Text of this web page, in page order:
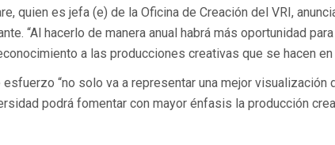
quien es jefa (e) de la Oficina de Creación del VRI,
“Al hacerlo de manera anual habrá más oportunidad
a las producciones creativas que se hacen en
esfuerzo “no solo va a representar una mejor
podrá fomentar con mayor énfasis la producción